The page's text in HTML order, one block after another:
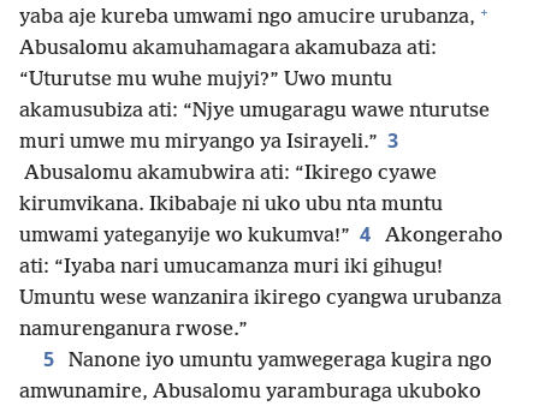
yaba aje kureba umwami ngo amucire urubanza, +
Abusalomu akamuhamagara akamubaza ati:
“Uturutse mu wuhe mujyi?” Uwo muntu
akamusubiza ati: “Njye umugaragu wawe nturutse
muri umwe mu miryango ya Isirayeli.” 3
Abusalomu akamubwira ati: “Ikirego cyawe
kirumvikana. Ikibabaje ni uko ubu nta muntu
umwami yateganyije wo kukumva!” 4
Akongeraho
ati: “Iyaba nari umucamanza muri iki gihugu!
Umuntu wese wanzanira ikirego cyangwa urubanza
namurenganura rwose.”
5
Nanone iyo umuntu yamwegeraga kugira ngo
amwunamire, Abusalomu yaramburaga ukuboko